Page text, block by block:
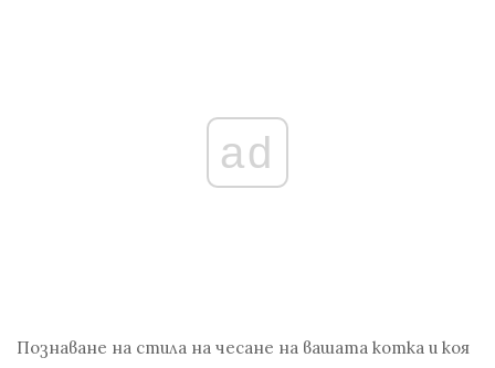
ad
Познаване на стила на чесане на вашата котка и коя